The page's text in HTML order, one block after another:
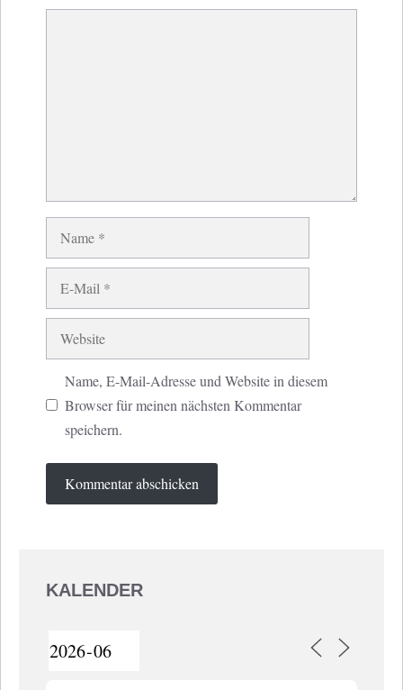
Website
Name, E-Mail-Adresse und Website in diesem
Browser für meinen nächsten Kommentar
speichern.
KALENDER